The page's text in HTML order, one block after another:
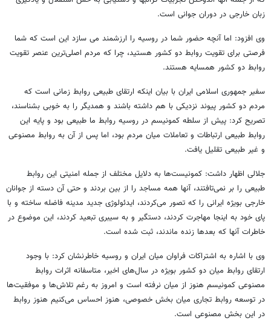
زبان خارجی در دوران جوانی است.
وی افزود: اما آنچه حضور شما در روسیه را ارزشمند می سازد این است که شما
فرصتی برای تقویت روابط دو کشور هستید، چرا که مردم اصلی‌ترین عنصر تقویت
روابط دو کشور همسایه هستند.
سفیر جمهوری اسلامی ایران با بیان اینکه ارتقای طبیعی روابط زمانی است که
مردم دو کشور پیوند نزدیکی با هم داشته باشند و همدیگر را به خوبی بشناسند،
تصریح کرد: پیش از سلطه کمونیسم در روسیه روابط ما طبیعی بود و پایه این
روابط طبیعی ارتباطات و تعاملات میان مردم بود، اما پس از آن به روابط مصنوعی
و غیر طبیعی تقلیل یافت.
جلالی اظهار داشت: کمونیست‌ها به دلایل مختلف از جمله امنیتی این روابط
طبیعی را بر نمی‌تافتند، آنها همه مساجد را از بین بردند و حتی آن دسته از جوانان
خارجی بویژه ایرانی را که تصور می‌کردند، ایدئولوژی جدید مدینه فاضله ساخته و با
پای خود به اینجا مهاجرت کردند، دستگیر و به سیبری تبعید کردند، این موضوع در
خاطرات آنها که بعدها زنده ماندند، ثبت شده است.
وی با اشاره به اشتراکات فراوان میان ایران و روسیه خاطرنشان کرد: با وجود
ارتقای روابط میان دو کشور بویژه در سال‌های اخیر، متاسفانه اثرات روابط
مصنوعی کمونیسم هنوز از میان نرفته است و امروز به رغم تلاش‌ها و موفقیت‌ها
در توسعه روابط تجاری میان بخش خصوصی، هنوز احساس می‌کنیم هنوز روابط
در این بخش مصنوعی است.